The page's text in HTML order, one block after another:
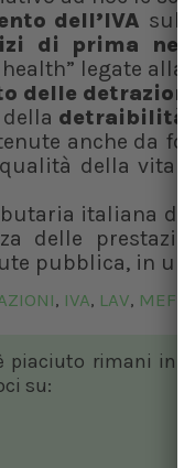
dell’IVA
di prima
legate
delle
detraibilità
anche da
della vita
italiana
delle
pubblica, in
, IVA, LAV, MEF
piaciuto rimani in
su: